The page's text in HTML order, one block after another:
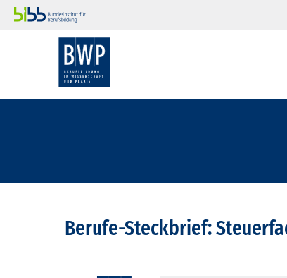
Berufe-Steckbrief: